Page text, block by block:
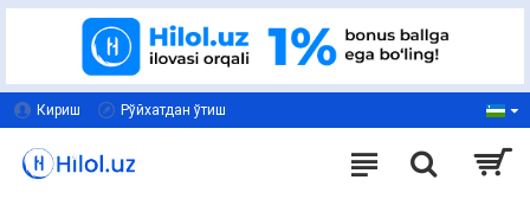
Кириш Рўйхатдан ўтиш